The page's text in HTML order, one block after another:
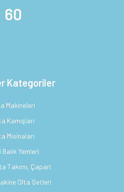
60
Kategoriler
Makineleri
Kamışları
Misinaları
Balık Yemleri
Takımı, Çapari
Olta Setleri